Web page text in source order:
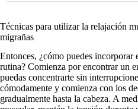
Técnicas para utilizar la relajación
migrañas
Entonces, ¿cómo puedes incorporar
rutina? Comienza por encontrar un
puedas concentrarte sin
cómodamente y comienza con los
gradualmente hasta la cabeza. A